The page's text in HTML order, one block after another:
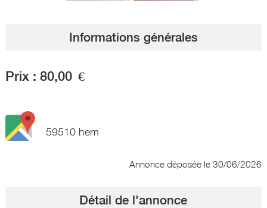
Informations générales
Prix : 80,00 €
59510 hem
Annonce déposée le 30/06/2026
Détail de l'annonce